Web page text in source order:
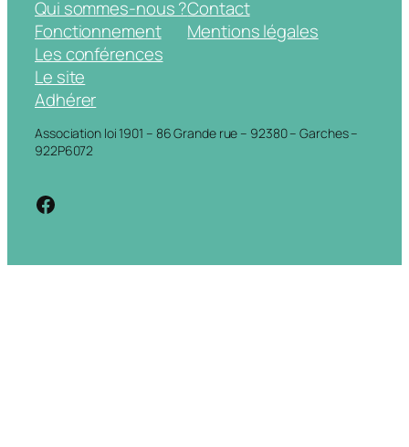
Qui sommes-nous ?
Fonctionnement
Les conférences
Le site
Adhérer
Contact
Mentions légales
Association loi 1901 – 86 Grande rue – 92380 – Garches –
922P6072
https://www.facebook.com/